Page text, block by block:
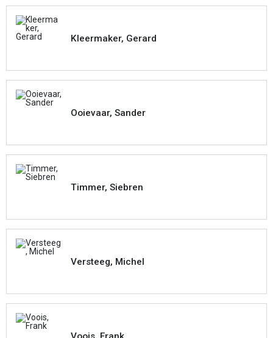
Kleermaker, Gerard
Ooievaar, Sander
Timmer, Siebren
Versteeg, Michel